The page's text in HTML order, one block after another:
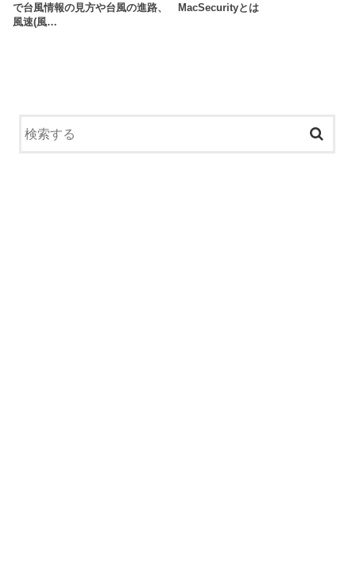
で台風情報の見方や台風の進路、
風速(風…
MacSecurityとは